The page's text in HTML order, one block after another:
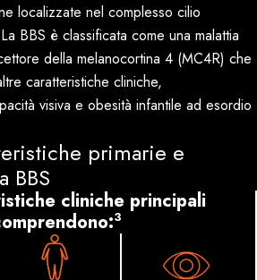
localizzate nel complesso cilio
La BBS è classificata come una malattia
della melanocortina 4 (MC4R) che
caratteristiche cliniche,
visiva e obesità infantile ad esordio
primarie e
BBS
cliniche principali
3